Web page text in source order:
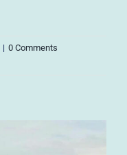
| 0 Comments